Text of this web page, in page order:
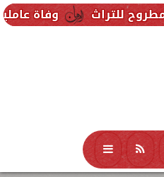
وفاة عاملين متأثرين
محافظات